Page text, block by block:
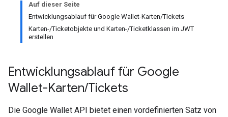
Auf dieser Seite
Entwicklungsablauf für Google Wallet-Karten/Tickets
Karten-/Ticketobjekte und Karten-/Ticketklassen im JWT
erstellen
Entwicklungsablauf für Google
Wallet-Karten/Tickets
Die Google Wallet API bietet einen vordefinierten Satz von